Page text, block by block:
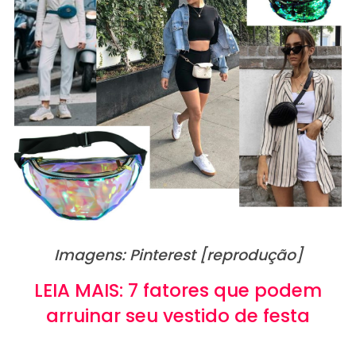
Imagens: Pinterest [reprodução]
LEIA MAIS: 7 fatores que podem
arruinar seu vestido de festa